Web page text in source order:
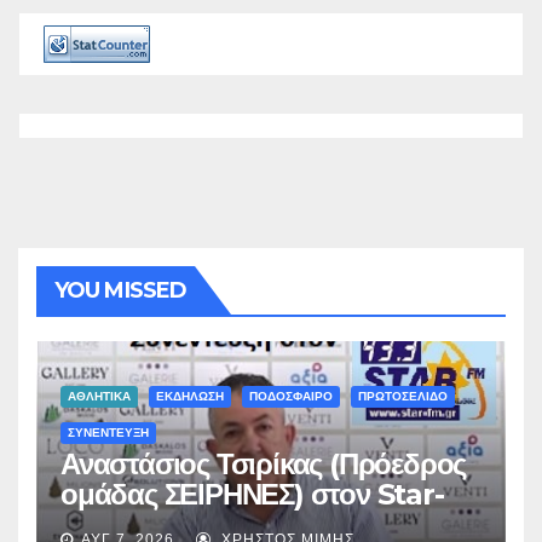
YOU MISSED
ΑΘΛΗΤΙΚΑ ΕΚΔΗΛΩΣΗ ΠΟΔΟΣΦΑΙΡΟ ΠΡΩΤΟΣΕΛΙΔΟ
ΣΥΝΕΝΤΕΥΞΗ
Αναστάσιος Τσιρίκας (Πρόεδρος
ομάδας ΣΕΙΡΗΝΕΣ) στον Star-
fm 93.3: «Το όνειρο έγινε